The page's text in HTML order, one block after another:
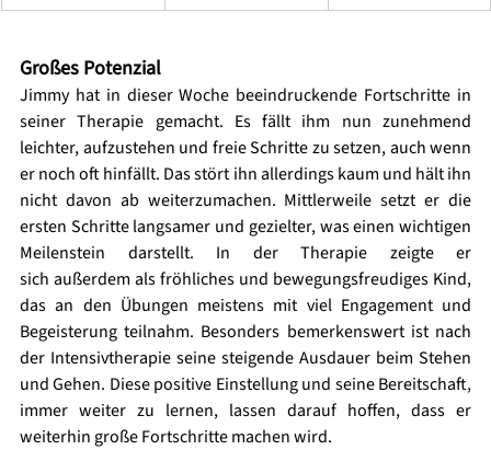
Großes Potenzial
Jimmy hat in dieser Woche beeindruckende Fortschritte in
seiner Therapie gemacht. Es fällt ihm nun zunehmend
leichter, aufzustehen und freie Schritte zu setzen, auch wenn
er noch oft hinfällt. Das stört ihn allerdings kaum und hält ihn
nicht davon ab weiterzumachen. Mittlerweile setzt er die
ersten Schritte langsamer und gezielter, was einen wichtigen
Meilenstein darstellt. In der Therapie zeigte er
sich außerdem als fröhliches und bewegungsfreudiges Kind,
das an den Übungen meistens mit viel Engagement und
Begeisterung teilnahm. Besonders bemerkenswert ist nach
der Intensivtherapie seine steigende Ausdauer beim Stehen
und Gehen. Diese positive Einstellung und seine Bereitschaft,
immer weiter zu lernen, lassen darauf hoffen, dass er
weiterhin große Fortschritte machen wird.